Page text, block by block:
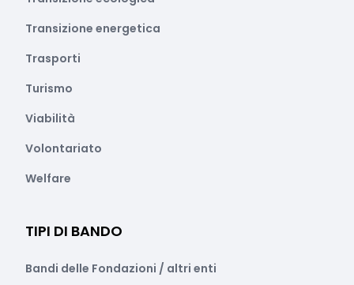
Transizione energetica
Trasporti
Turismo
Viabilità
Volontariato
Welfare
TIPI DI BANDO
Bandi delle Fondazioni / altri enti